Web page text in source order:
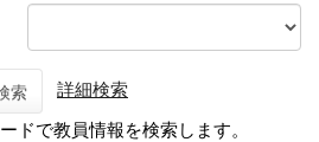
索
詳細検索
ドで教員情報を検索します。